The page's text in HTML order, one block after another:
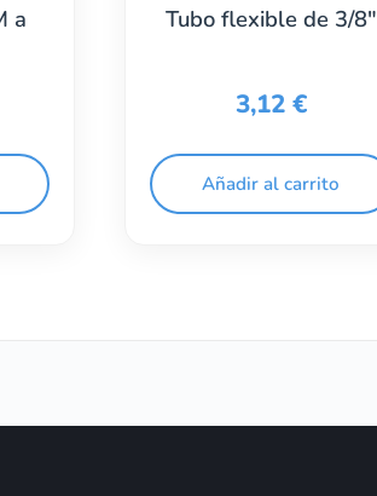
a
Tubo flexible de 3/8″
3,12 €
Añadir al carrito